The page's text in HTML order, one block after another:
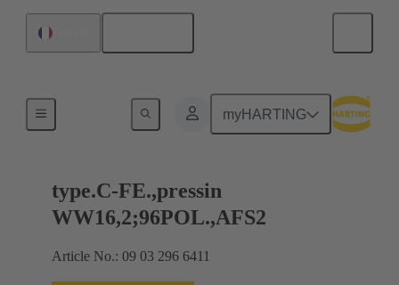
myHARTING
Raccordement carte mère à carte fille
type.C-FE.,pressin
WW16,2;96POL.,AFS2
Article No.: 09 03 296 6411